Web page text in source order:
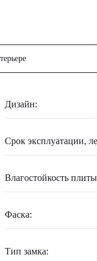
Дизайн:
Срок эксплуатации,
Влагостойкость
Фаска:
Тип замка: